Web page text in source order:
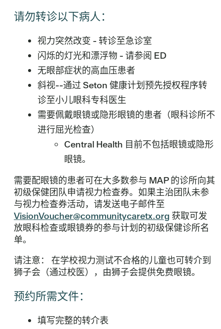
请勿转诊以下病人：
视力突然改变 - 转诊至急诊室
闪烁的灯光和漂浮物 - 请参阅 ED
无眼部症状的高血压患者
斜视--通过 Seton 健康计划预先授权程序转
诊至小儿眼科专科医生
需要佩戴眼镜或隐形眼镜的患者（眼科诊所不
进行屈光检查）
Central Health 目前不包括眼镜或隐形
眼镜。
需要配眼镜的患者可在大多数参与 MAP 的诊所向其
初级保健团队申请视力检查券。如果主治团队未参
与视力检查券活动，请发送电子邮件至
VisionVoucher@communitycaretx.org 获取可发
放眼科检查或眼镜券的参与计划的初级保健诊所名
单。
请注意：
在学校视力测试不合格的儿童也可转介到
狮子会（通过校医），由狮子会提供免费眼镜。
预约所需文件：
填写完整的转介表